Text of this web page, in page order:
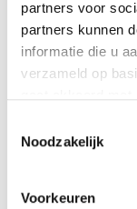
partners voor
partners kunnen
informatie die u
verzameld op
Noodzakelijk
Voorkeuren